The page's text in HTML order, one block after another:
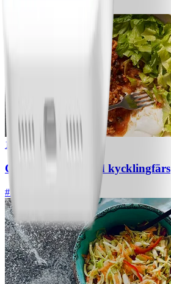
1
Chili con carne med kycklingfärs
#Lätt